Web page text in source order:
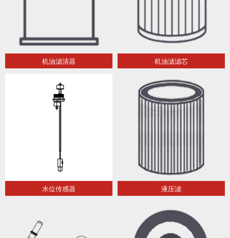
机油滤清器 机油滤滤芯
水位传感器 液压滤